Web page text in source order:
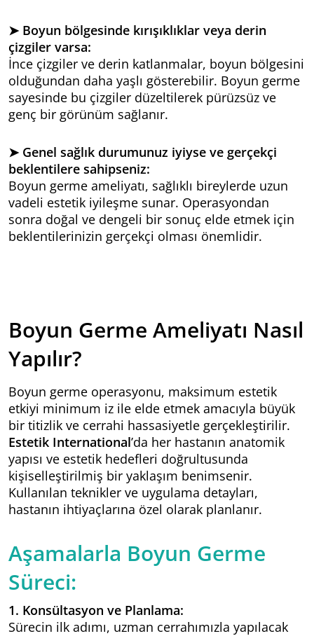
➤ Boyun bölgesinde kırışıklıklar veya derin
çizgiler varsa:
İnce çizgiler ve derin katlanmalar, boyun bölgesini
olduğundan daha yaşlı gösterebilir. Boyun germe
sayesinde bu çizgiler düzeltilerek pürüzsüz ve
genç bir görünüm sağlanır.
➤ Genel sağlık durumunuz iyiyse ve gerçekçi
beklentilere sahipseniz:
Boyun germe ameliyatı, sağlıklı bireylerde uzun
vadeli estetik iyileşme sunar. Operasyondan
sonra doğal ve dengeli bir sonuç elde etmek için
beklentilerinizin gerçekçi olması önemlidir.
Boyun Germe Ameliyatı Nasıl
Yapılır?
Boyun germe operasyonu, maksimum estetik
etkiyi minimum iz ile elde etmek amacıyla büyük
bir titizlik ve cerrahi hassasiyetle gerçekleştirilir.
Estetik International’da her hastanın anatomik
yapısı ve estetik hedefleri doğrultusunda
kişiselleştirilmiş bir yaklaşım benimsenir.
Kullanılan teknikler ve uygulama detayları,
hastanın ihtiyaçlarına özel olarak planlanır.
Aşamalarla Boyun Germe
Süreci:
1. Konsültasyon ve Planlama:
Sürecin ilk adımı, uzman cerrahımızla yapılacak